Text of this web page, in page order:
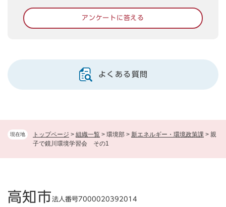
現在地 トップページ > 組織一覧 > 環境部 > 新エネルギー・環境政策課 > 親
子で鏡川環境学習会 その1
アンケートに答える
よくある質問
高知市法人番号7000020392014